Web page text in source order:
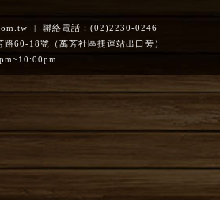
| 聯絡電話：(02)2230-0246
60-18號（萬芳社區捷運站出口旁）